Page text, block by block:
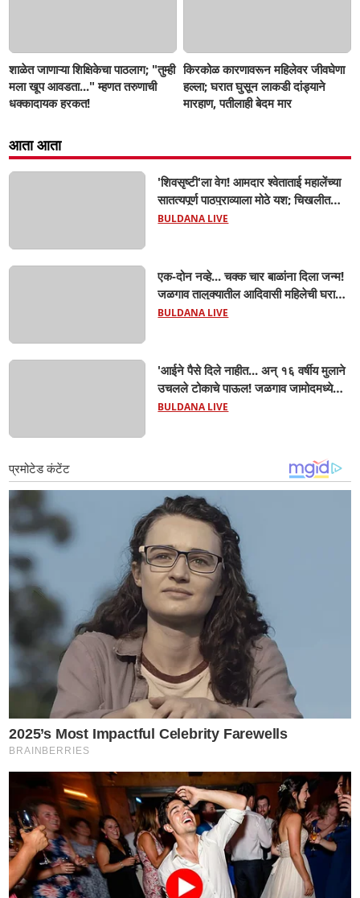
शाळेत जाणाऱ्या शिक्षिकेचा पाठलाग; "तुम्ही
मला खूप आवडता..." म्हणत तरुणाची
धक्कादायक हरकत!
किरकोळ कारणावरून महिलेवर जीवघेणा
हल्ला; घरात घुसून लाकडी दांड्याने
मारहाण, पतीलाही बेदम मार
आता आता
'शिवसृष्टी'ला वेग! आमदार श्वेताताई महालेंच्या
सातत्यपूर्ण पाठपुराव्याला मोठे यश; चिखलीत
साकारणार ६५ कोटींचा भव्य 'छत्रपती शिवाजी
BULDANA LIVE
एक-दोन नव्हे... चक्क चार बाळांना दिला जन्म!
जळगाव तालुक्यातील आदिवासी महिलेची घरातच
प्रसूती; आता झाली ७ लेकरांची माय ! वैद्यकीय
BULDANA LIVE
'आईने पैसे दिले नाहीत... अन् १६ वर्षीय मुलाने
उचलले टोकाचे पाऊल! जळगाव जामोदमध्ये
खळबळ'! मुलांमधली सहनशीलता संपली काय?
BULDANA LIVE